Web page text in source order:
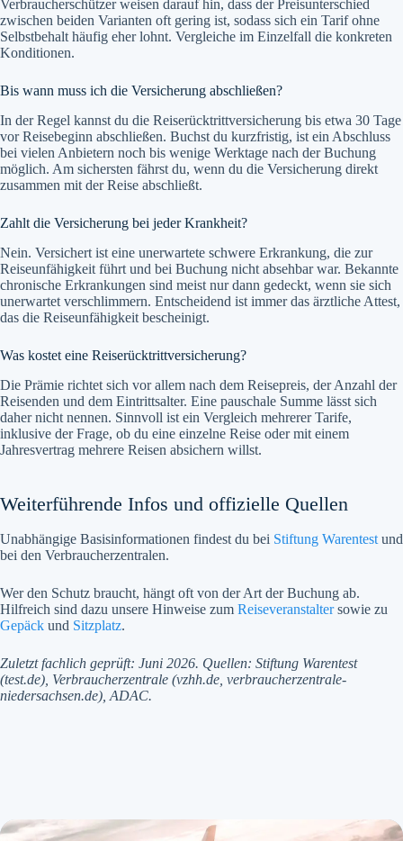
Verbraucherschützer weisen darauf hin, dass der Preisunterschied
zwischen beiden Varianten oft gering ist, sodass sich ein Tarif ohne
Selbstbehalt häufig eher lohnt. Vergleiche im Einzelfall die konkreten
Konditionen.
Bis wann muss ich die Versicherung abschließen?
In der Regel kannst du die Reiserücktrittversicherung bis etwa 30 Tage
vor Reisebeginn abschließen. Buchst du kurzfristig, ist ein Abschluss
bei vielen Anbietern noch bis wenige Werktage nach der Buchung
möglich. Am sichersten fährst du, wenn du die Versicherung direkt
zusammen mit der Reise abschließt.
Zahlt die Versicherung bei jeder Krankheit?
Nein. Versichert ist eine unerwartete schwere Erkrankung, die zur
Reiseunfähigkeit führt und bei Buchung nicht absehbar war. Bekannte
chronische Erkrankungen sind meist nur dann gedeckt, wenn sie sich
unerwartet verschlimmern. Entscheidend ist immer das ärztliche Attest,
das die Reiseunfähigkeit bescheinigt.
Was kostet eine Reiserücktrittversicherung?
Die Prämie richtet sich vor allem nach dem Reisepreis, der Anzahl der
Reisenden und dem Eintrittsalter. Eine pauschale Summe lässt sich
daher nicht nennen. Sinnvoll ist ein Vergleich mehrerer Tarife,
inklusive der Frage, ob du eine einzelne Reise oder mit einem
Jahresvertrag mehrere Reisen absichern willst.
Weiterführende Infos und offizielle Quellen
Unabhängige Basisinformationen findest du bei Stiftung Warentest und
bei den Verbraucherzentralen.
Wer den Schutz braucht, hängt oft von der Art der Buchung ab.
Hilfreich sind dazu unsere Hinweise zum Reiseveranstaltersowie zu
Gepäck und Sitzplatz.
Zuletzt fachlich geprüft: Juni 2026. Quellen: Stiftung Warentest
(test.de), Verbraucherzentrale (vzhh.de, verbraucherzentrale-
niedersachsen.de), ADAC.